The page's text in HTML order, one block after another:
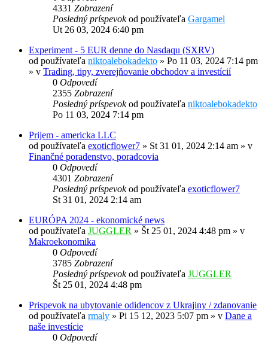
4331 Zobrazení
Posledný príspevokod používateľa Gargamel
Ut 26 03, 2024 6:40 pm
Experiment - 5 EUR denne do Nasdaqu (SXRV)
od používateľa niktoalebokadekto » Po 11 03, 2024 7:14 pm
» v Trading, tipy, zverejňovanie obchodov a investícií
0 Odpovedí
2355 Zobrazení
Posledný príspevokod používateľa niktoalebokadekto
Po 11 03, 2024 7:14 pm
Prijem - americka LLC
od používateľa exoticflower7 » St 31 01, 2024 2:14 am » v
Finančné poradenstvo, poradcovia
0 Odpovedí
4301 Zobrazení
Posledný príspevokod používateľa exoticflower7
St 31 01, 2024 2:14 am
EURÓPA 2024 - ekonomické news
od používateľa JUGGLER » Št 25 01, 2024 4:48 pm » v
Makroekonomika
0 Odpovedí
3785 Zobrazení
Posledný príspevokod používateľa JUGGLER
Št 25 01, 2024 4:48 pm
Prispevok na ubytovanie odidencov z Ukrajiny / zdanovanie
od používateľa rmaly » Pi 15 12, 2023 5:07 pm » v Dane a
naše investície
0 Odpovedí